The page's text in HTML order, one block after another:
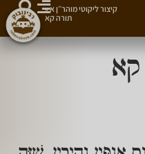
קיצור ליקוטי מוהר״ן א»
תורה קא